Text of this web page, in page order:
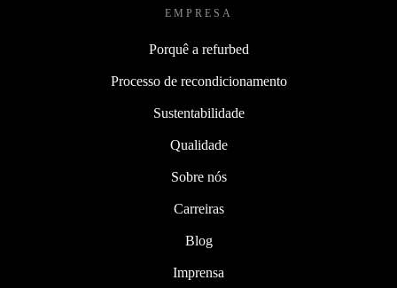
EMPRESA
Porquê a refurbed
Processo de recondicionamento
Sustentabilidade
Qualidade
Sobre nós
Carreiras
Blog
Imprensa